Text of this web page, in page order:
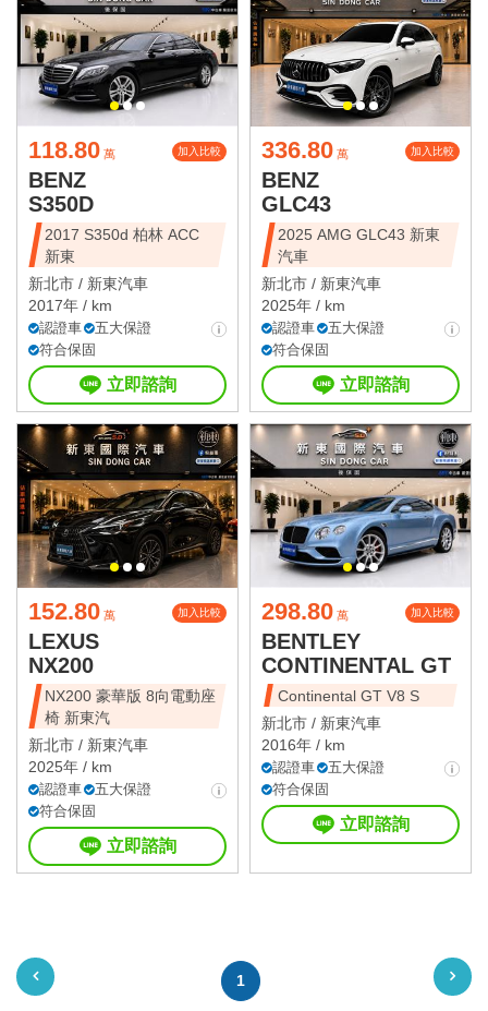
118.80 萬 加入比較
BENZ
S350D
2017 S350d 柏林 ACC
新東
新北市 / 新東汽車
2017年 / km
認證車
五大保證
符合保固
立即諮詢
336.80 萬 加入比較
BENZ
GLC43
2025 AMG GLC43 新東
汽車
新北市 / 新東汽車
2025年 / km
認證車
五大保證
符合保固
立即諮詢
152.80 萬 加入比較
LEXUS
NX200
NX200 豪華版 8向電動座
椅 新東汽
新北市 / 新東汽車
2025年 / km
認證車
五大保證
符合保固
立即諮詢
298.80 萬 加入比較
BENTLEY
CONTINENTAL GT
Continental GT V8 S
新北市 / 新東汽車
2016年 / km
認證車
五大保證
符合保固
立即諮詢
1